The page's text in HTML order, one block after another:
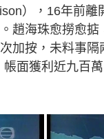
），16年前
趙海珠愈撈愈
加按，未料事
面獲利近九百萬